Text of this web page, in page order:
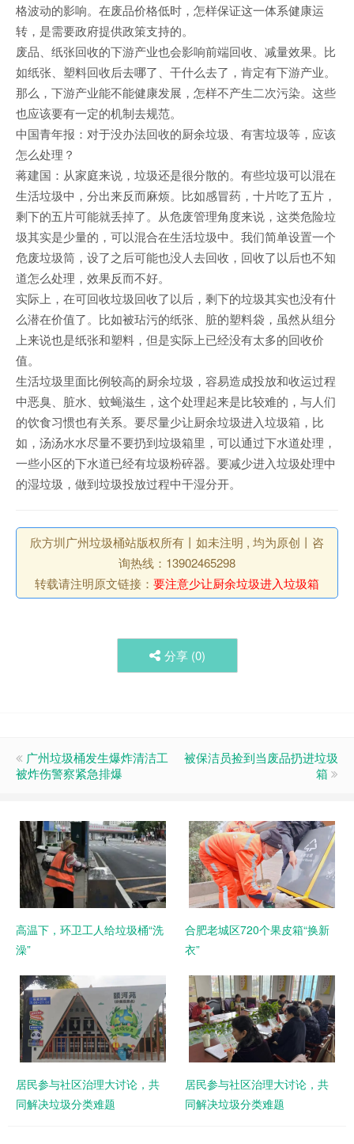
格波动的影响。在废品价格低时，怎样保证这一体系健康运
转，是需要政府提供政策支持的。
废品、纸张回收的下游产业也会影响前端回收、减量效果。比
如纸张、塑料回收后去哪了、干什么去了，肯定有下游产业。
那么，下游产业能不能健康发展，怎样不产生二次污染。这些
也应该要有一定的机制去规范。
中国青年报：对于没办法回收的厨余垃圾、有害垃圾等，应该
怎么处理？
蒋建国：从家庭来说，垃圾还是很分散的。有些垃圾可以混在
生活垃圾中，分出来反而麻烦。比如感冒药，十片吃了五片，
剩下的五片可能就丢掉了。从危废管理角度来说，这类危险垃
圾其实是少量的，可以混合在生活垃圾中。我们简单设置一个
危废垃圾筒，设了之后可能也没人去回收，回收了以后也不知
道怎么处理，效果反而不好。
实际上，在可回收垃圾回收了以后，剩下的垃圾其实也没有什
么潜在价值了。比如被玷污的纸张、脏的塑料袋，虽然从组分
上来说也是纸张和塑料，但是实际上已经没有太多的回收价
值。
生活垃圾里面比例较高的厨余垃圾，容易造成投放和收运过程
中恶臭、脏水、蚊蝇滋生，这个处理起来是比较难的，与人们
的饮食习惯也有关系。要尽量少让厨余垃圾进入垃圾箱，比
如，汤汤水水尽量不要扔到垃圾箱里，可以通过下水道处理，
一些小区的下水道已经有垃圾粉碎器。要减少进入垃圾处理中
的湿垃圾，做到垃圾投放过程中干湿分开。
欣方圳广州垃圾桶站版权所有丨如未注明 , 均为原创丨咨
询热线：13902465298
转载请注明原文链接： 要注意少让厨余垃圾进入垃圾箱
分享 (0)
广州垃圾桶发生爆炸清洁工
被炸伤警察紧急排爆
被保洁员捡到当废品扔进垃圾
箱
高温下，环卫工人给垃圾桶“洗
澡”
合肥老城区720个果皮箱“换新
衣”
居民参与社区治理大讨论，共
同解决垃圾分类难题
居民参与社区治理大讨论，共
同解决垃圾分类难题